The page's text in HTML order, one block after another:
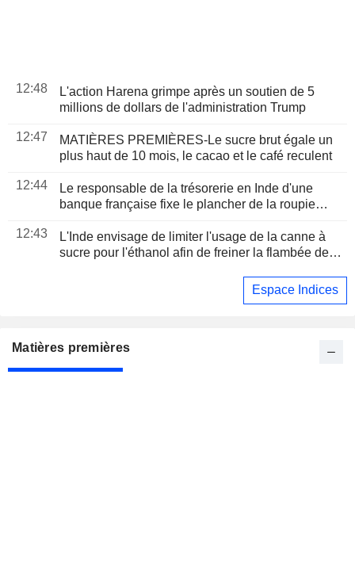
12:48
L'action Harena grimpe après un soutien de 5
millions de dollars de l'administration Trump
12:47
MATIÈRES PREMIÈRES-Le sucre brut égale un
plus haut de 10 mois, le cacao et le café reculent
12:44
Le responsable de la trésorerie en Inde d'une
banque française fixe le plancher de la roupie
12:43
L'Inde envisage de limiter l'usage de la canne à
sucre pour l'éthanol afin de freiner la flambée des
Espace Indices
Matières premières